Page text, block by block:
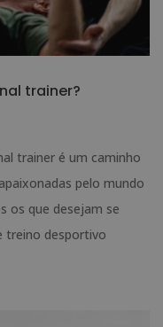
trainer?
trainer é um caminho
pelo mundo
os que desejam se
treino desportivo